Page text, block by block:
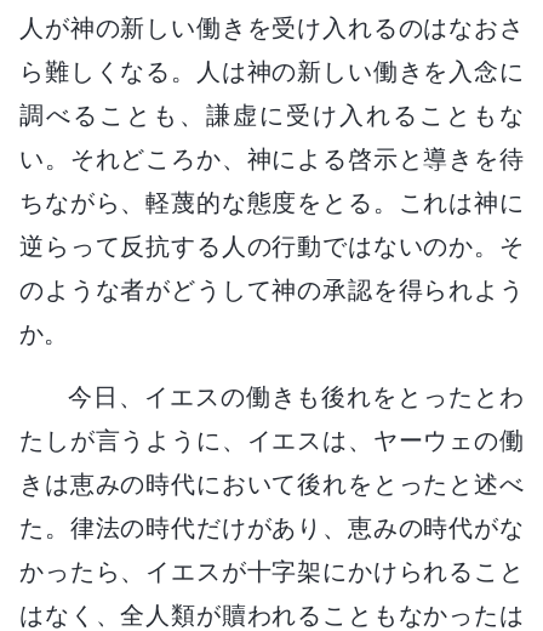
人が神の新しい働きを受け入れるのはなおさ
ら難しくなる。人は神の新しい働きを入念に
調べることも、謙虚に受け入れることもな
い。それどころか、神による啓示と導きを待
ちながら、軽蔑的な態度をとる。これは神に
逆らって反抗する人の行動ではないのか。そ
のような者がどうして神の承認を得られよう
か。
今日、イエスの働きも後れをとったとわ
たしが言うように、イエスは、ヤーウェの働
きは恵みの時代において後れをとったと述べ
た。律法の時代だけがあり、恵みの時代がな
かったら、イエスが十字架にかけられること
はなく、全人類が贖われることもなかったは